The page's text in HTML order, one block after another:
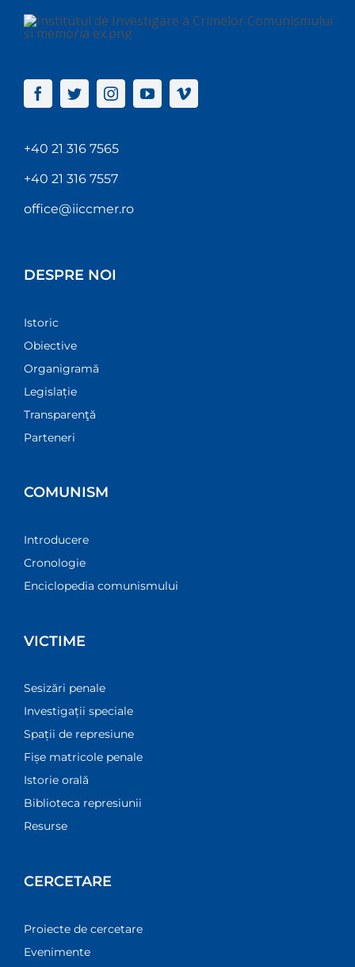
+40 21 316 7565
+40 21 316 7557
office@iiccmer.ro
DESPRE NOI
Istoric
Obiective
Organigramă
Legislație
Transparenţă
Parteneri
COMUNISM
Introducere
Cronologie
Enciclopedia comunismului
VICTIME
Sesizări penale
Investigații speciale
Spații de represiune
Fișe matricole penale
Istorie orală
Biblioteca represiunii
Resurse
CERCETARE
Proiecte de cercetare
Evenimente